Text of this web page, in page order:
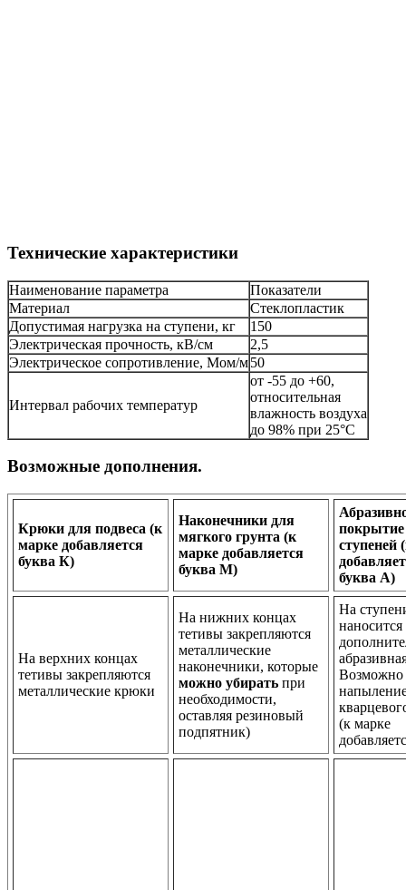
Технические характеристики
Наименование параметра
Показатели
Материал
Стеклопластик
Допустимая нагрузка на ступени, кг
150
Электрическая прочность, кВ/см
2,5
Электрическое сопротивление, Мом/м50
Интервал рабочих температур
от -55 до +60,
относительная
влажность воздуха
до 98% при 25°С
Возможные дополнения.
Крюки для подвеса (к
марке добавляется
буква К)
Наконечники для
мягкого грунта (к
марке добавляется
буква М)
покрытие
ступеней
буква А)
На верхних концах
тетивы закрепляются
металлические крюки
На нижних концах
тетивы закрепляются
металлические
наконечники, которые
можно убирать при
необходимости,
оставляя резиновый
подпятник)
На
наносится
Возможно
(к марке